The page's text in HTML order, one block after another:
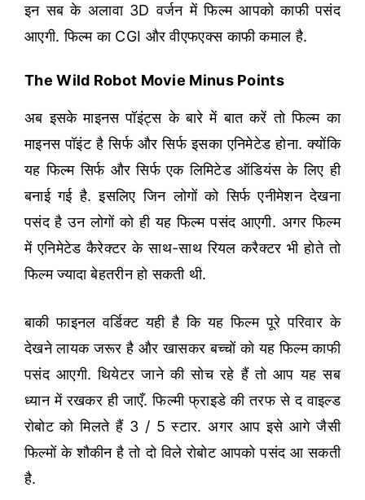
इन सब के अलावा 3D वर्जन में फिल्म आपको काफी पसंद
आएगी. फिल्म का CGI और वीएफएक्स काफी कमाल है.
The Wild Robot Movie Minus Points
अब इसके माइनस पॉइंट्स के बारे में बात करें तो फिल्म का
माइनस पॉइंट है सिर्फ और सिर्फ इसका एनिमेटेड होना. क्योंकि
यह फिल्म सिर्फ और सिर्फ एक लिमिटेड ऑडियंस के लिए ही
बनाई गई है. इसलिए जिन लोगों को सिर्फ एनीमेशन देखना
पसंद है उन लोगों को ही यह फिल्म पसंद आएगी. अगर फिल्म
में एनिमेटेड कैरेक्टर के साथ-साथ रियल करैक्टर भी होते तो
फिल्म ज्यादा बेहतरीन हो सकती थी.
बाकी फाइनल वर्डिक्ट यही है कि यह फिल्म पूरे परिवार के
देखने लायक जरूर है और खासकर बच्चों को यह फिल्म काफी
पसंद आएगी. थियेटर जाने की सोच रहे हैं तो आप यह सब
ध्यान में रखकर ही जाएँ. फिल्मी फ्राइडे की तरफ से द वाइल्ड
रोबोट को मिलते हैं 3 / 5 स्टार. अगर आप इसे आगे जैसी
फिल्मों के शौकीन है तो दो विले रोबोट आपको पसंद आ सकती
है.